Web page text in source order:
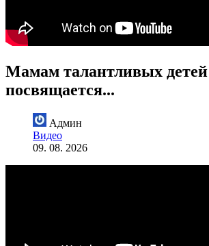
Мамам талантливых детей
посвящается...
Админ
Видео
09. 08. 2026